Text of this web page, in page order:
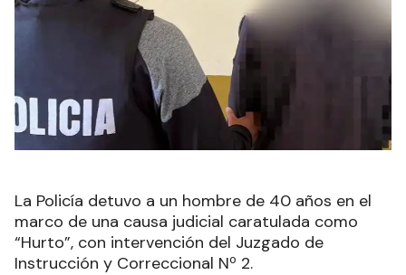
La Policía detuvo a un hombre de 40 años en el
marco de una causa judicial caratulada como
“Hurto”, con intervención del Juzgado de
Instrucción y Correccional Nº 2.